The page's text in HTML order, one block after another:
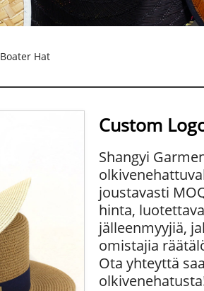
Hat
Custom
Shangyi
joustavasti
hinta,
jälleenmyyjiä,
omistajia
Ota yhteyttä